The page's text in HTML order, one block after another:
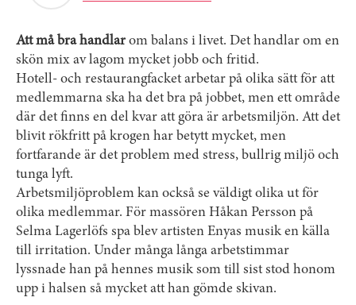
Att må bra handlarom balans i livet. Det handlar om en
skön mix av lagom mycket jobb och fritid.
Hotell- och restaurangfacket arbetar på olika sätt för att
medlemmarna ska ha det bra på jobbet, men ett område
där det finns en del kvar att göra är arbetsmiljön. Att det
blivit rökfritt på krogen har betytt mycket, men
fortfarande är det problem med stress, bullrig miljö och
tunga lyft.
Arbetsmiljöproblem kan också se väldigt olika ut för
olika medlemmar. För massören Håkan Persson på
Selma Lagerlöfs spa blev artisten Enyas musik en källa
till irritation. Under många långa arbetstimmar
lyssnade han på hennes musik som till sist stod honom
upp i halsen så mycket att han gömde skivan.